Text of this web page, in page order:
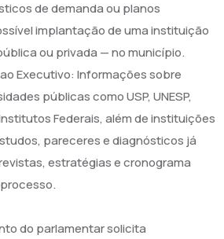
de demanda ou planos
implantação de uma instituição
ou privada — no município.
Executivo: Informações sobre
públicas como USP, UNESP,
Institutos Federais, além de instituições
pareceres e diagnósticos já
estratégias e cronograma
do parlamentar solicita